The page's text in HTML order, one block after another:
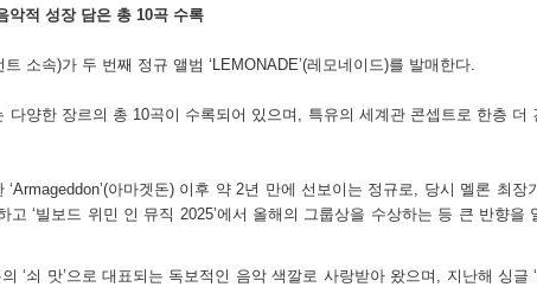
악적 성장 담은 총 10곡 수록
트 소속)가 두 번째 정규 앨범 ‘LEMONADE’(레모네이드)를 발매한다
다양한 장르의 총 10곡이 수록되어 있으며 특유의 세계관 콘셉트로 한층 더
‘Armageddon’(아마겟돈) 이후 약 2년 만에 선보이는 정규로 당시 멜론 최장
고‘빌보드 위민 인 뮤직 2025’에서 올해의 그룹상을 수상하는 등 큰 반향을
의‘쇠 맛’으로 대표되는 독보적인 음악 색깔로 사랑받아 왔으며 , 지난해 싱글